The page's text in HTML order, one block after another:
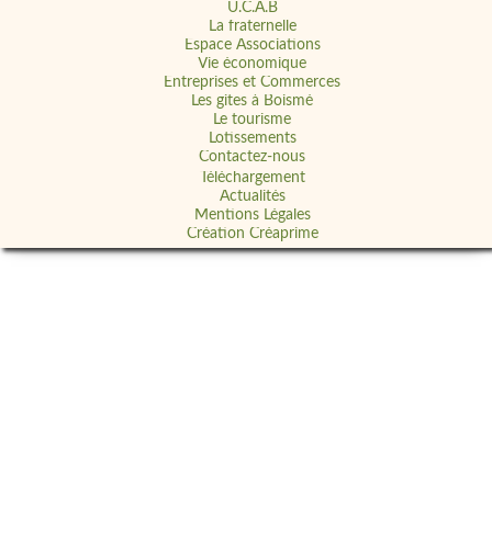
U.C.A.B
La fraternelle
Espace Associations
Vie économique
Entreprises et Commerces
Les gites à Boismé
Le tourisme
Lotissements
Contactez-nous
Téléchargement
Actualités
Mentions Légales
Création Créaprime